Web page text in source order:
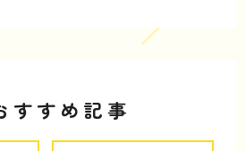
すすめ記事